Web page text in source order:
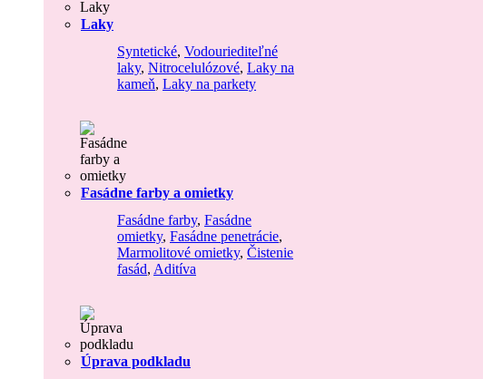
Laky
Syntetické, Vodouriediteľné
laky, Nitrocelulózové, Laky na
kameň, Laky na parkety
Fasádne farby a omietky
Fasádne farby, Fasádne
omietky, Fasádne penetrácie,
Marmolitové omietky, Čistenie
fasád, Aditíva
Úprava podkladu